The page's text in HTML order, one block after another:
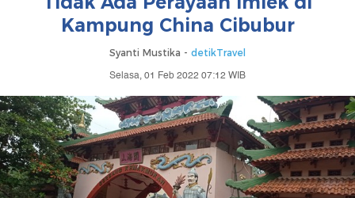
Kampung China Cibubur
Syanti Mustika - detikTravel
Selasa, 01 Feb 2022 07:12 WIB